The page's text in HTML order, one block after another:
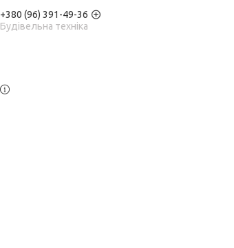
+380 (96) 391-49-36
Будівельна техніка